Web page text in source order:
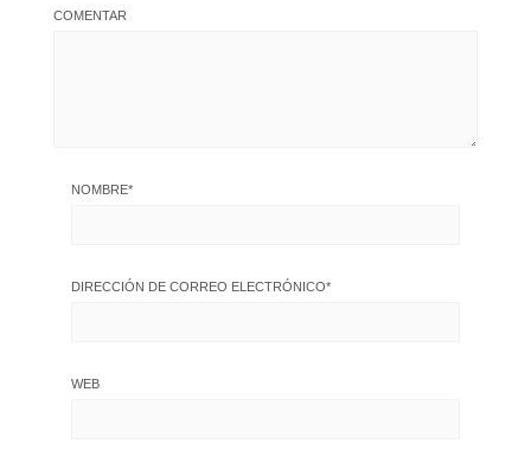
COMENTAR
NOMBRE*
DIRECCIÓN DE CORREO ELECTRÓNICO*
WEB